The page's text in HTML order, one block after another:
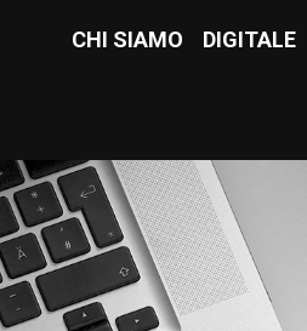
CHI SIAMO DIGITALE
CHI SIAMO DIGITALE